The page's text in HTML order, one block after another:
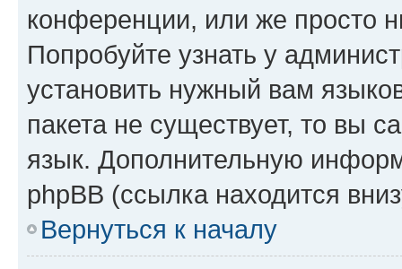
конференции, или же просто
Попробуйте узнать у
установить нужный вам
пакета не существует, то вы
язык. Дополнительную
phpBB (ссылка находится
Вернуться к началу